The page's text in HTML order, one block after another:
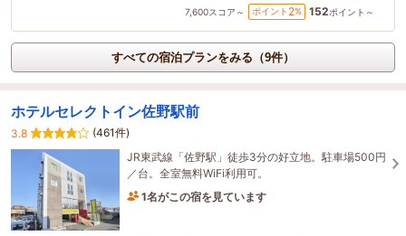
7,600スコア～ ポイント 2% 152ポイント～
すべての宿泊プランをみる（9件）
ホテルセレクトイン佐野駅前
3.8
(461件)
JR東武線「佐野駅」徒歩3分の好立地。駐車場500円
／台。全室無料WiFi利用可。
1名がこの宿を見ています